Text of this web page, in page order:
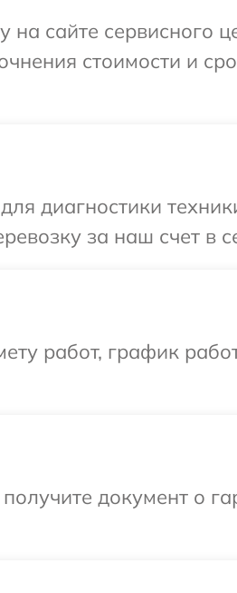
на сайте сервисного
стоимости и
диагностики
за наш счет в
работ, график
документ о